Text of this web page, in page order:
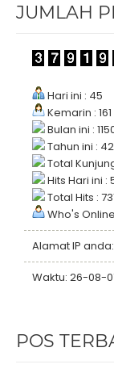
JUMLAH
Hari ini : 45
Kemarin : 161
Bulan ini :
Tahun ini :
Total
Hits Hari ini :
Total Hits :
Who's
Alamat IP anda:
Waktu: 26-08-
POS